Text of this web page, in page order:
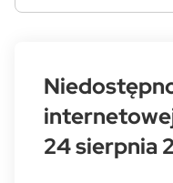
24 sierpnia